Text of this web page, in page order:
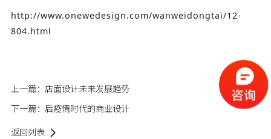
http://www.onewedesign.com/wanweidongtai/12-
804.html
上一篇： 店面设计未来发展趋势
下一篇： 后疫情时代的商业设计
返回列表